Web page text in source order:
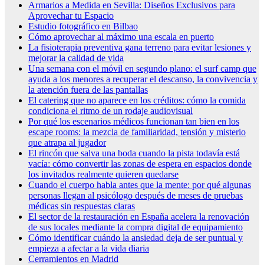
Armarios a Medida en Sevilla: Diseños Exclusivos para
Aprovechar tu Espacio
Estudio fotográfico en Bilbao
Cómo aprovechar al máximo una escala en puerto
La fisioterapia preventiva gana terreno para evitar lesiones y
mejorar la calidad de vida
Una semana con el móvil en segundo plano: el surf camp que
ayuda a los menores a recuperar el descanso, la convivencia y
la atención fuera de las pantallas
El catering que no aparece en los créditos: cómo la comida
condiciona el ritmo de un rodaje audiovisual
Por qué los escenarios médicos funcionan tan bien en los
escape rooms: la mezcla de familiaridad, tensión y misterio
que atrapa al jugador
El rincón que salva una boda cuando la pista todavía está
vacía: cómo convertir las zonas de espera en espacios donde
los invitados realmente quieren quedarse
Cuando el cuerpo habla antes que la mente: por qué algunas
personas llegan al psicólogo después de meses de pruebas
médicas sin respuestas claras
El sector de la restauración en España acelera la renovación
de sus locales mediante la compra digital de equipamiento
Cómo identificar cuándo la ansiedad deja de ser puntual y
empieza a afectar a la vida diaria
Cerramientos en Madrid